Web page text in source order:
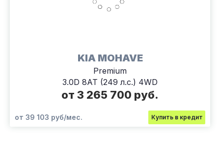
KIA MOHAVE
Premium
3.0D 8AT (249 л.с.) 4WD
от 3 265 700 руб.
от 39 103 руб/мес. Купить в кредит